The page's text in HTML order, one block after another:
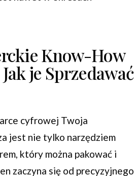
Know-How
je Sprzedawać
cyfrowej Twoja
jest nie tylko narzędziem
który można pakować i
zaczyna się od precyzyjnego